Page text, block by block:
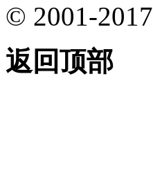
© 2001-2017
返回顶部